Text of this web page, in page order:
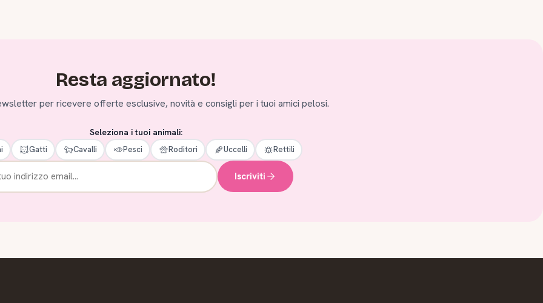
Resta aggiornato!
per ricevere offerte esclusive, novità e consigli per i tuoi amici pelosi.
Seleziona i tuoi animali:
Gatti Cavalli Pesci Roditori Uccelli Rettili
Iscriviti